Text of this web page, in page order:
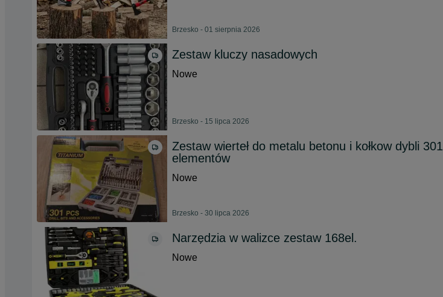
Brzesko - 01 sierpnia 2026
Zestaw kluczy nasadowych
Nowe
Brzesko - 15 lipca 2026
Zestaw wierteł do metalu betonu i kołkow dybli 301
elementów
Nowe
Brzesko - 30 lipca 2026
Narzędzia w walizce zestaw 168el.
Nowe